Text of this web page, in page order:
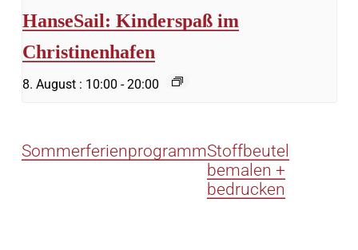
HanseSail: Kinderspaß im
Christinenhafen
8. August : 10:00 - 20:00
SommerferienprogrammStoffbeutel
bemalen +
bedrucken